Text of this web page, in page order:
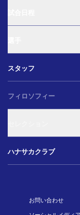
ガールズU-15
和歌山U-15
ガールズU-15
U-18
和歌山U-15
スタッフ
フィロソフィー
アカデミー セレクション
ハナサカクラブ
お問い合わせ